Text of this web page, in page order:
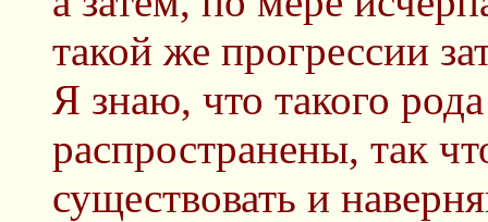
такой же прогрессии
Я знаю, что такого
распространены, так
существовать и